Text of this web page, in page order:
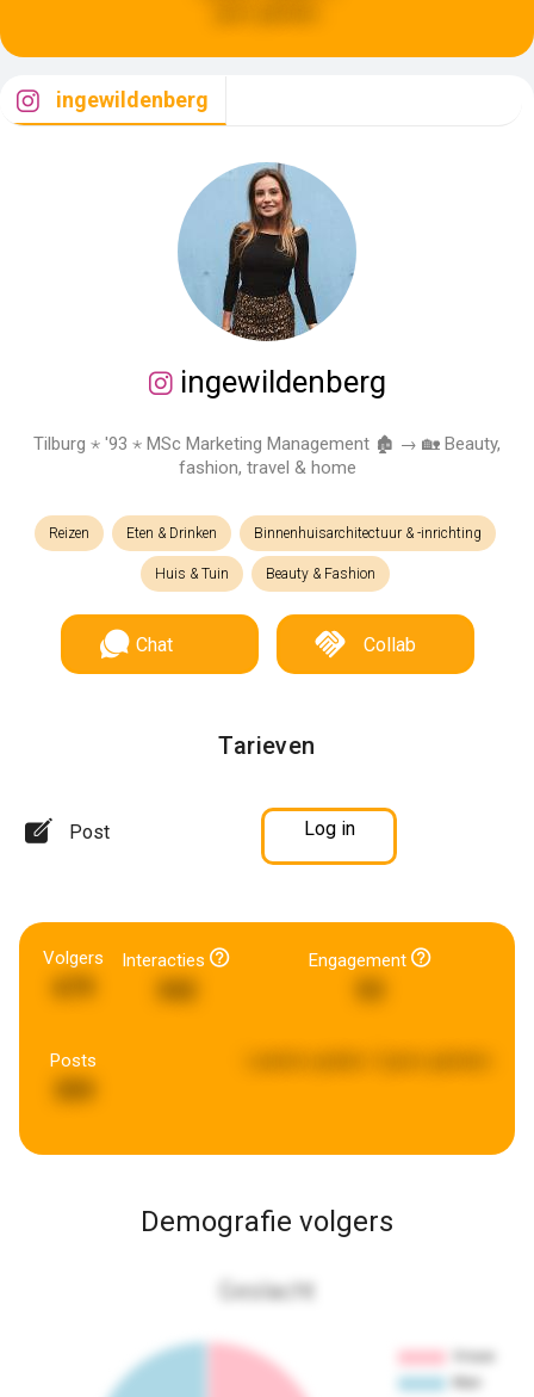
ingewildenberg
ingewildenberg
Tilburg ⋆ '93 ⋆ MSc Marketing Management 🏚 → 🏡 Beauty,
fashion, travel & home
Reizen Eten & Drinken Binnenhuisarchitectuur & -inrichting
Huis & Tuin Beauty & Fashion
Chat Collab
Tarieven
Post Log in
Volgers Interacties Engagement
Posts
Demografie volgers
Geslacht